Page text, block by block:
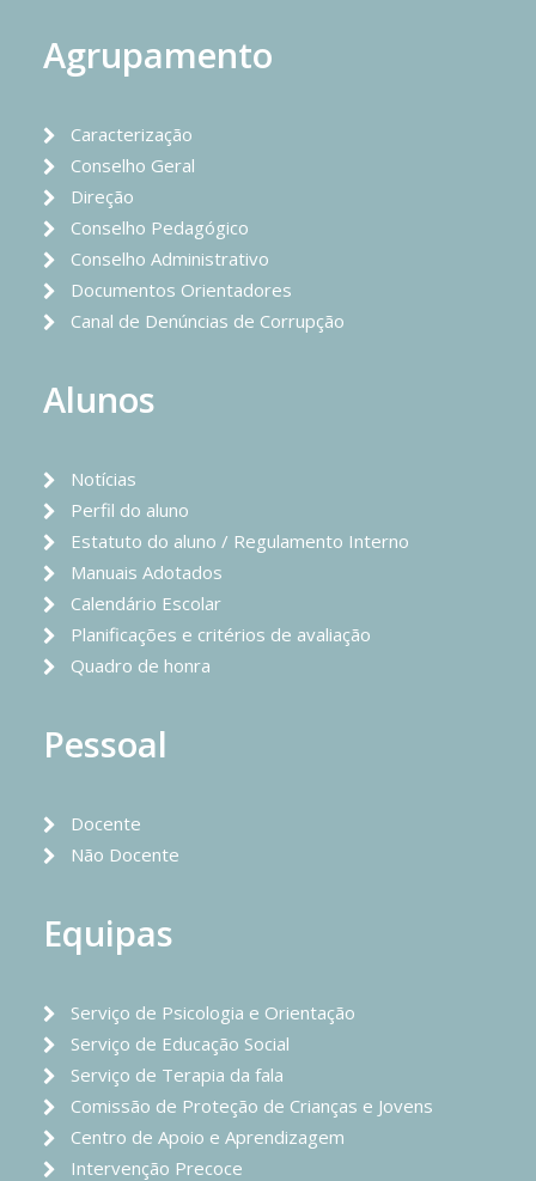
Agrupamento
Caracterização
Conselho Geral
Direção
Conselho Pedagógico
Conselho Administrativo
Documentos Orientadores
Canal de Denúncias de Corrupção
Alunos
Notícias
Perfil do aluno
Estatuto do aluno / Regulamento Interno
Manuais Adotados
Calendário Escolar
Planificações e critérios de avaliação
Quadro de honra
Pessoal
Docente
Não Docente
Equipas
Serviço de Psicologia e Orientação
Serviço de Educação Social
Serviço de Terapia da fala
Comissão de Proteção de Crianças e Jovens
Centro de Apoio e Aprendizagem
Intervenção Precoce